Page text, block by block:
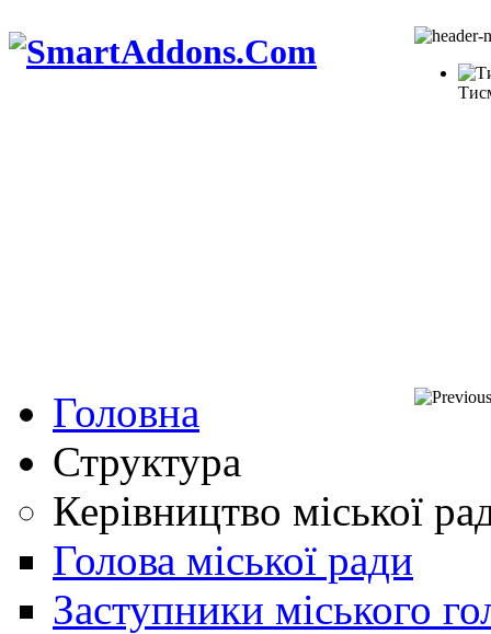
Головна
Структура
Керівництво міської
Голова міської ради
Заступники міського